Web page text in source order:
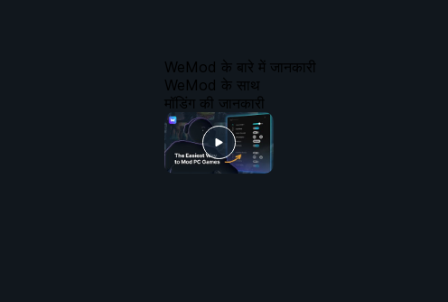
WeMod के बारे में जानकारी
WeMod के साथ
मॉडिंग की जानकारी